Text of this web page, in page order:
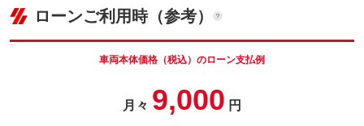
このパックの見積もり依頼（無料）
パック内容
車両本体価
78.4
ローンご利用時（参考）
車両本体価格（税込）のローン支払例
月々 9,000 円